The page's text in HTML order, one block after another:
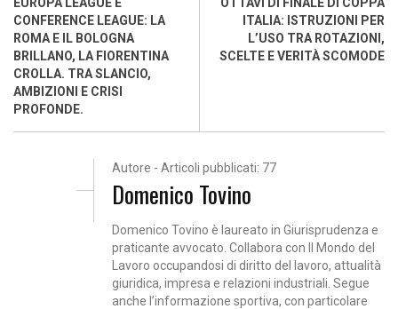
CONFERENCE LEAGUE: LA
ROMA E IL BOLOGNA
BRILLANO, LA FIORENTINA
CROLLA. TRA SLANCIO,
AMBIZIONI E CRISI
PROFONDE.
ITALIA: ISTRUZIONI PER
L’USO TRA ROTAZIONI,
SCELTE E VERITÀ SCOMODE
Autore - Articoli pubblicati: 77
Domenico Tovino
Domenico Tovino è laureato in Giurisprudenza e
praticante avvocato. Collabora con Il Mondo del
Lavoro occupandosi di diritto del lavoro, attualità
giuridica, impresa e relazioni industriali. Segue
anche l’informazione sportiva, con particolare